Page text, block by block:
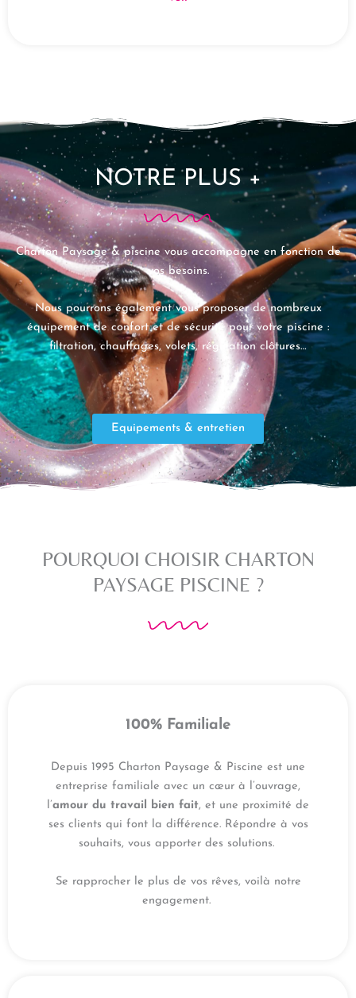
NOTRE PLUS +
Charton Paysage & piscine vous accompagne en fonction de
vos besoins.
Nous pourrons également vous proposer de nombreux
équipement de confort et de sécurité pour votre piscine :
filtration, chauffages, volets, régulation clôtures…
Equipements & entretien
POURQUOI CHOISIR CHARTON
PAYSAGE PISCINE ?
100% Familiale
Depuis 1995 Charton Paysage & Piscine est une
entreprise familiale avec un cœur à l’ouvrage,
l’amour du travail bien fait, et une proximité de
ses clients qui font la différence. Répondre à vos
souhaits, vous apporter des solutions.
Se rapprocher le plus de vos rêves, voilà notre
engagement.